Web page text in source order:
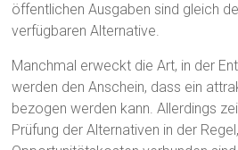
öffentlichen Ausgaben sind gleich
verfügbaren Alternative.
Manchmal erweckt die Art, in der
werden den Anschein, dass ein
bezogen werden kann. Allerdings
Prüfung der Alternativen in der